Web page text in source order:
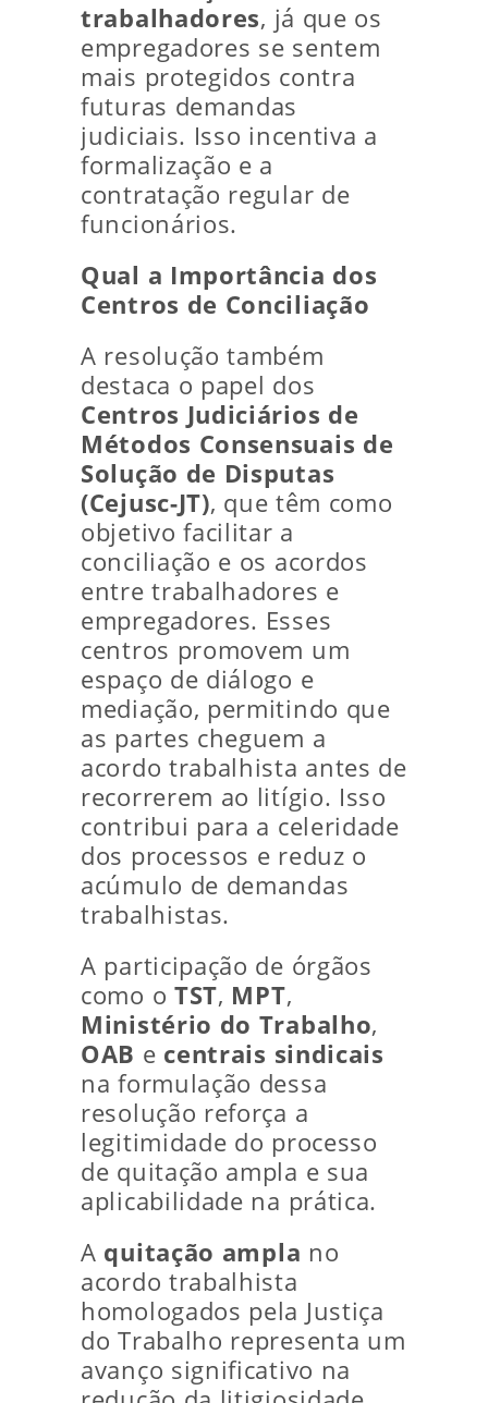
trabalhadores, já que os
empregadores se sentem
mais protegidos contra
futuras demandas
judiciais. Isso incentiva a
formalização e a
contratação regular de
funcionários.
Qual a Importância dos
Centros de Conciliação
A resolução também
destaca o papel dos
Centros Judiciários de
Métodos Consensuais de
Solução de Disputas
(Cejusc-JT), que têm como
objetivo facilitar a
conciliação e os acordos
entre trabalhadores e
empregadores. Esses
centros promovem um
espaço de diálogo e
mediação, permitindo que
as partes cheguem a
acordo trabalhista antes de
recorrerem ao litígio. Isso
contribui para a celeridade
dos processos e reduz o
acúmulo de demandas
trabalhistas.
A participação de órgãos
como o TST, MPT,
Ministério do Trabalho,
OAB e centrais sindicais
na formulação dessa
resolução reforça a
legitimidade do processo
de quitação ampla e sua
aplicabilidade na prática.
A quitação ampla no
acordo trabalhista
homologados pela Justiça
do Trabalho representa um
avanço significativo na